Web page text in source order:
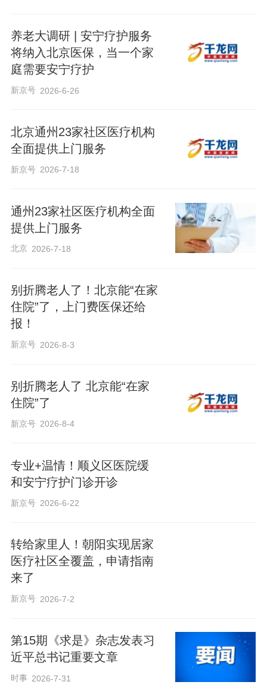
养老大调研 | 安宁疗护服务
将纳入北京医保，当一个家
庭需要安宁疗护
新京号 2026-6-26
北京通州23家社区医疗机构
全面提供上门服务
新京号 2026-7-18
通州23家社区医疗机构全面
提供上门服务
北京 2026-7-18
别折腾老人了！北京能“在家
住院”了，上门费医保还给
报！
新京号 2026-8-3
别折腾老人了 北京能“在家
住院”了
新京号 2026-8-4
专业+温情！顺义区医院缓
和安宁疗护门诊开诊
新京号 2026-6-22
转给家里人！朝阳实现居家
医疗社区全覆盖，申请指南
来了
新京号 2026-7-2
第15期《求是》杂志发表习
近平总书记重要文章
时事 2026-7-31